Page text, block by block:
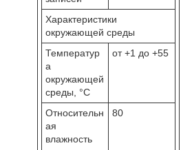
Характеристики
окружающей среды
Температур
а
окружающей
среды, °С
от +1 до +55
Относительн
ая
влажность
80